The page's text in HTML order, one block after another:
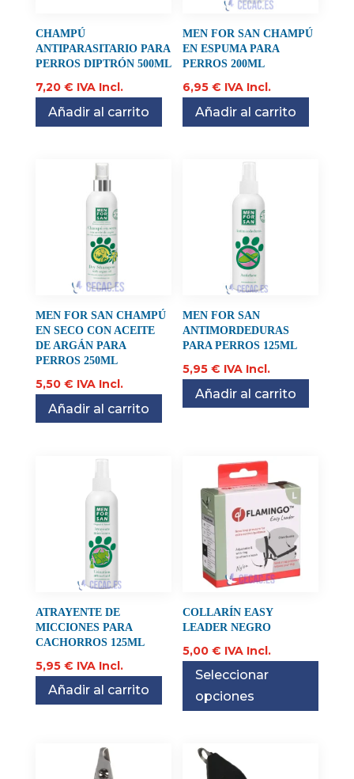
CHAMPÚ
ANTIPARASITARIO PARA
PERROS DIPTRÓN 500ML
7,20 € IVA Incl.
Añadir al carrito
MEN FOR SAN CHAMPÚ
EN ESPUMA PARA
PERROS 200ML
6,95€ IVA Incl.
Añadir al carrito
MEN FOR SAN CHAMPÚ
EN SECO CON ACEITE
DE ARGÁN PARA
PERROS 250ML
5,50 € IVA Incl.
Añadir al carrito
MEN FOR SAN
ANTIMORDEDURAS
PARA PERROS 125ML
5,95€ IVA Incl.
Añadir al carrito
ATRAYENTE DE
MICCIONES PARA
CACHORROS 125ML
5,95 € IVA Incl.
Añadir al carrito
COLLARÍN EASY
LEADER NEGRO
5,00€ IVA Incl.
Seleccionar
opciones